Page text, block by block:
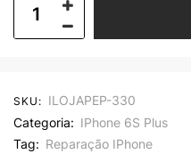
SKU: ILOJAPEP-330
Categoria: IPhone 6S Plus
Tag: Reparação IPhone